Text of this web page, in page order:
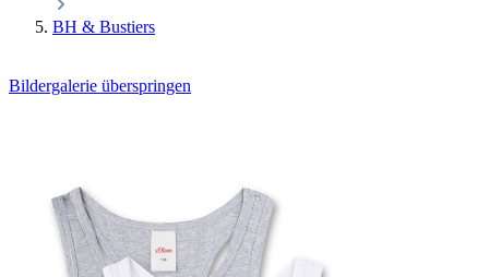
BH & Bustiers
Bildergalerie überspringen